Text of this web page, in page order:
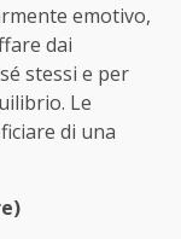
emotivo,
dai
stessi e per
Le
di una